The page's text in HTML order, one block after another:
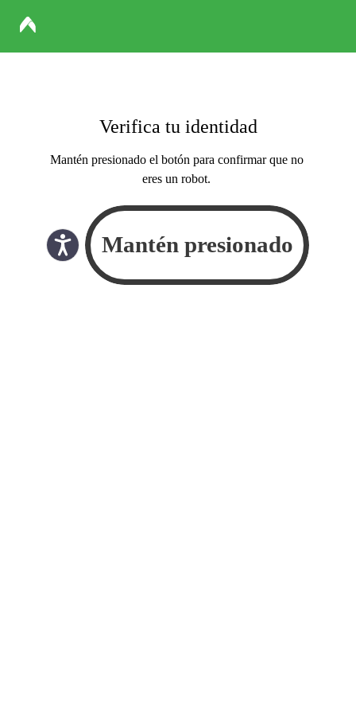
Verifica tu identidad
Mantén presionado el botón para confirmar que no
eres un robot.